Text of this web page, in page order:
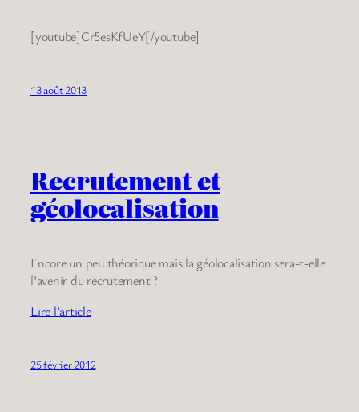
[youtube]Cr5esKfUeY[/youtube]
13 août 2013
Recrutement et
géolocalisation
Encore un peu théorique mais la géolocalisation sera-t-elle
l’avenir du recrutement ?
Lire l’article
25 février 2012